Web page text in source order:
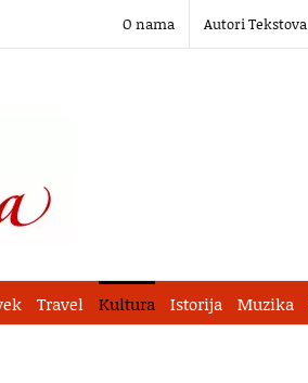
O nama Autori Tekstova
Travel Kultura Istorija Muzika